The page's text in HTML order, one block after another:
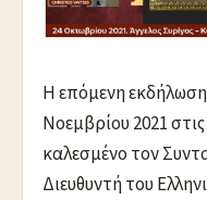
Η επόμενη εκδήλωση
Νοεμβρίου 2021
καλεσμένο τον
Διευθυντή του